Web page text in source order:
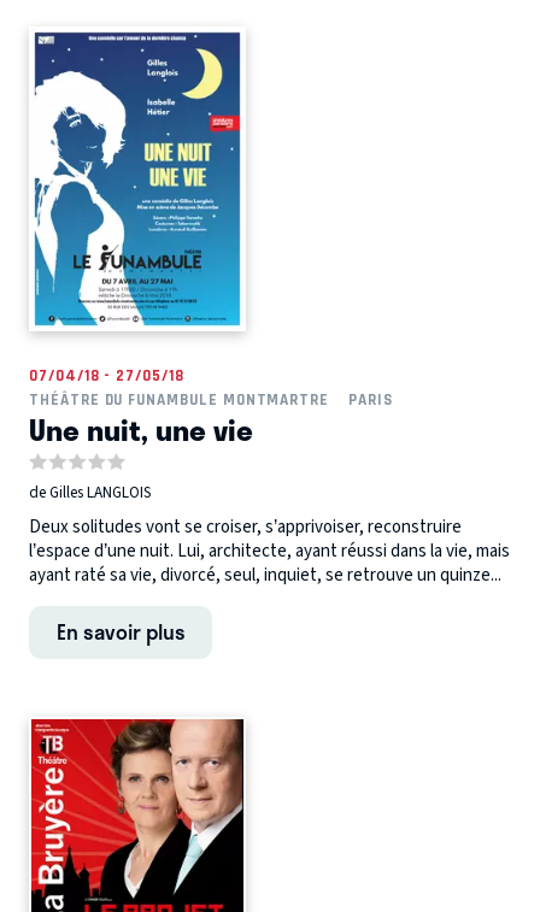
07/04/18 - 27/05/18
THÉÂTRE DU FUNAMBULE MONTMARTRE
PARIS
Une nuit, une vie
de Gilles LANGLOIS
Deux solitudes vont se croiser, s’apprivoiser, reconstruire
l’espace d’une nuit. Lui, architecte, ayant réussi dans la vie, mais
ayant raté sa vie, divorcé, seul, inquiet, se retrouve un quinze...
En savoir plus